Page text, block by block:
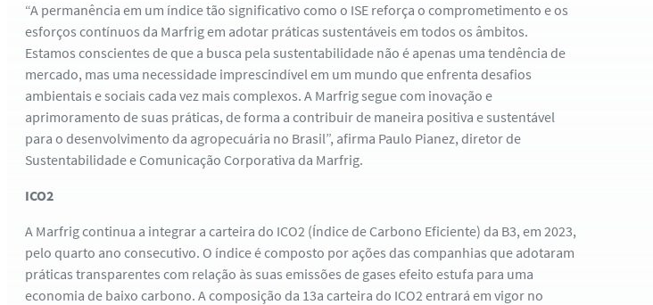
“A permanência em um índice tão significativo como o ISE reforça o comprometimento e os
esforços contínuos da Marfrig em adotar práticas sustentáveis em todos os âmbitos.
Estamos conscientes de que a busca pela sustentabilidade não é apenas uma tendência de
mercado, mas uma necessidade imprescindível em um mundo que enfrenta desafios
ambientais e sociais cada vez mais complexos. A Marfrig segue com inovação e
aprimoramento de suas práticas, de forma a contribuir de maneira positiva e sustentável
para o desenvolvimento da agropecuária no Brasil”, afirma Paulo Pianez, diretor de
Sustentabilidade e Comunicação Corporativa da Marfrig.
ICO2
A Marfrig continua a integrar a carteira do ICO2 (Índice de Carbono Eficiente) da B3, em 2023,
pelo quarto ano consecutivo. O índice é composto por ações das companhias que adotaram
práticas transparentes com relação às suas emissões de gases efeito estufa para uma
economia de baixo carbono. A composição da 13a carteira do ICO2 entrará em vigor no